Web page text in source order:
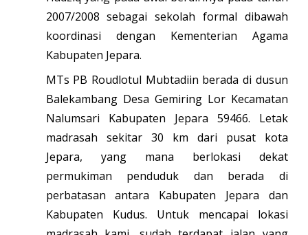
2007/2008 sebagai sekolah formal dibawah
koordinasi dengan Kementerian Agama
Kabupaten Jepara.
MTs PB Roudlotul Mubtadiin berada di dusun
Balekambang Desa Gemiring Lor Kecamatan
Nalumsari Kabupaten Jepara 59466. Letak
madrasah sekitar 30 km dari pusat kota
Jepara, yang mana berlokasi dekat
permukiman penduduk dan berada di
perbatasan antara Kabupaten Jepara dan
Kabupaten Kudus. Untuk mencapai lokasi